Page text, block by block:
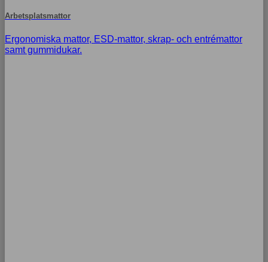
Arbetsplatsmattor
Ergonomiska mattor, ESD-mattor, skrap- och entrémattor
samt gummidukar.